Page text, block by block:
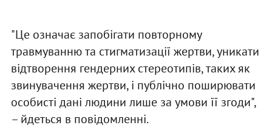
"Це означає запобігати повторному
травмуванню та стигматизації жертви, уникати
відтворення гендерних стереотипів, таких як
звинувачення жертви, і публічно поширювати
особисті дані людини лише за умови її згоди",
– йдеться в повідомленні.